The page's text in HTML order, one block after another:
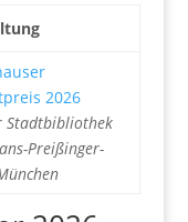
2026
Stadtbibliothek
Preißinger-